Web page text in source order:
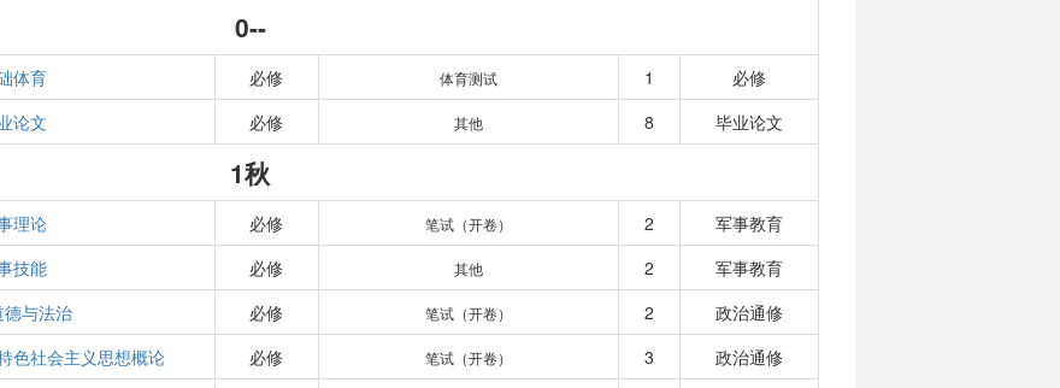
0--
体育 必修 体育测试 1
必修
论文 必修 其他 8 毕业论文
1秋
理论 必修 笔试（开卷） 2
军事教育
技能 必修 其他 2
军事教育
与法治 必修 笔试（开卷） 2
政治通修
色社会主义思想概论 必修 笔试（开卷） 3
政治通修